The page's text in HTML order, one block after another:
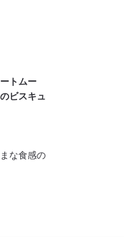
トムー
ビスキュ
な食感の